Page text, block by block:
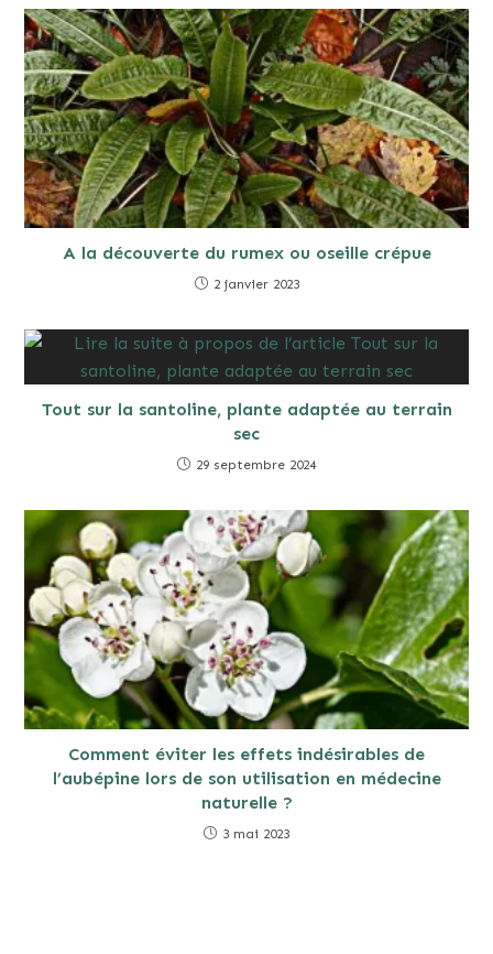
A la découverte du rumex ou oseille crépue
2 janvier 2023
Tout sur la santoline, plante adaptée au terrain
sec
29 septembre 2024
Comment éviter les effets indésirables de
l’aubépine lors de son utilisation en médecine
naturelle ?
3 mai 2023